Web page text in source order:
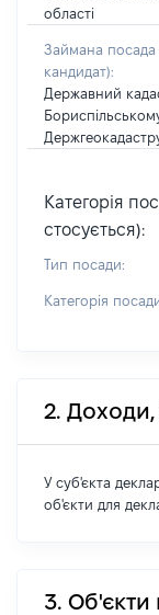
області
Займана посада
кандидат):
Державний
Категорія
стосується):
Тип посади:
Категорія
2. Доходи,
У суб'єкта
об'єкти для
3. Об'єкти